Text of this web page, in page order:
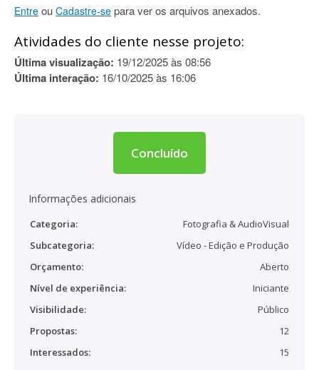
Entre ou Cadastre-se para ver os arquivos anexados.
Atividades do cliente nesse projeto:
Última visualização: 19/12/2025 às 08:56
Última interação: 16/10/2025 às 16:06
Concluído
Informações adicionais
Categoria:
Fotografia & AudioVisual
Subcategoria:
Vídeo - Edição e Produção
Orçamento:
Aberto
Nível de experiência:
Iniciante
Visibilidade:
Público
Propostas:
12
Interessados:
15